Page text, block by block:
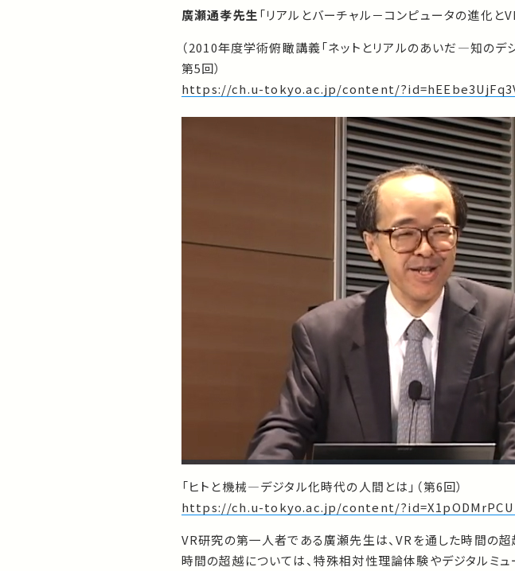
廣瀬通孝先生 「リアルとバーチャル－コンピュータの進化と
（2010年度学術俯瞰講義「ネットとリアルのあいだ―知のデ
第5回）
https://ch.u-tokyo.ac.jp/content/
「ヒトと機械―デジタル化時代の人間とは」（第6回）
https://ch.u-tokyo.ac.jp/content/
VR研究の第一人者である廣瀬先生は、VRを通した時間の
時間の超越については、特殊相対性理論体験やデジタルミ